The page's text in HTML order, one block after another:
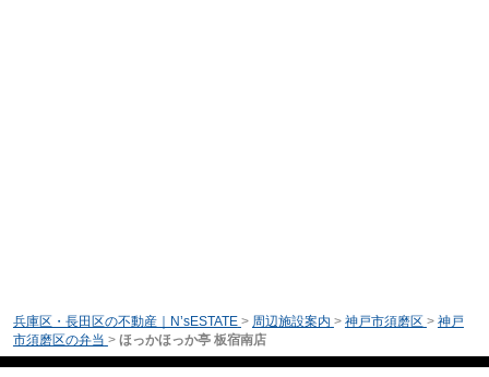
兵庫区・長田区の不動産｜N’sESTATE > 周辺施設案内 > 神戸市須磨区 > 神戸
市須磨区の弁当 > ほっかほっか亭 板宿南店